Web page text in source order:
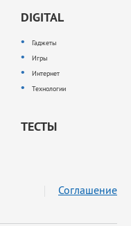
DIGITAL
Гаджеты
Игры
Интернет
Технологии
ТЕСТЫ
Соглашение